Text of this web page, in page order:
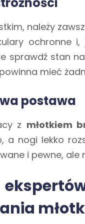
należy
ochronne i,
sprawdź stan
mieć
postawa
z młotkiem
a nogi lekko
i pewne, ale